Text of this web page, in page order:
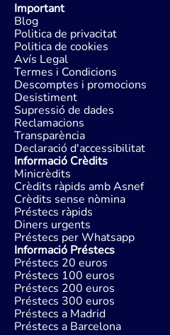
Important
Blog
Politica de privacitat
Politica de cookies
Avís Legal
Termes i Condicions
Descomptes i promocions
Desistiment
Supressió de dades
Reclamacions
Transparència
Declaració d'accessibilitat
Informació Crèdits
Minicrèdits
Crèdits ràpids amb Asnef
Crèdits sense nòmina
Préstecs ràpids
Diners urgents
Préstecs per Whatsapp
Informació Préstecs
Préstecs 20 euros
Préstecs 100 euros
Préstecs 200 euros
Préstecs 300 euros
Préstecs a Madrid
Préstecs a Barcelona